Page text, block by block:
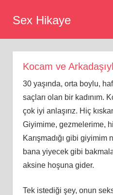
Sex Hikaye
Kocam ve
30 yaşında, orta boylu,
saçları olan bir kadınım.
çok iyi anlaşırız. Hiç
Giyimime, gezmelerime,
Karışmadığı gibi
bana yiyecek gibi
aksine hoşuna gider.
Tek istediği şey, onun